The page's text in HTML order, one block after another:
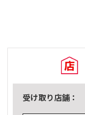
受け取り店舗：